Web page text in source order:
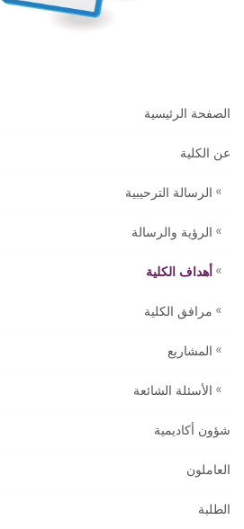
الصفحة الرئيسية
عن الكلية
الرسالة الترحيبية
الرؤية والرسالة
أهداف الكلية
مرافق الكلية
المشاريع
الأسئلة الشائعة
شؤون أكاديمية
العاملون
الطلبة